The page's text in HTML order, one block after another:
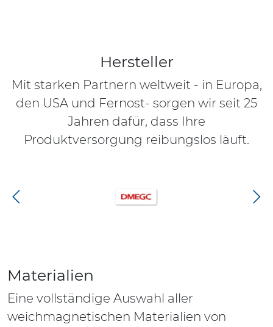
Hersteller
Mit starken Partnern weltweit - in Europa,
den USA und Fernost- sorgen wir seit 25
Jahren dafür, dass Ihre
Produktversorgung reibungslos läuft.
Materialien
Eine vollständige Auswahl aller
weichmagnetischen Materialien von